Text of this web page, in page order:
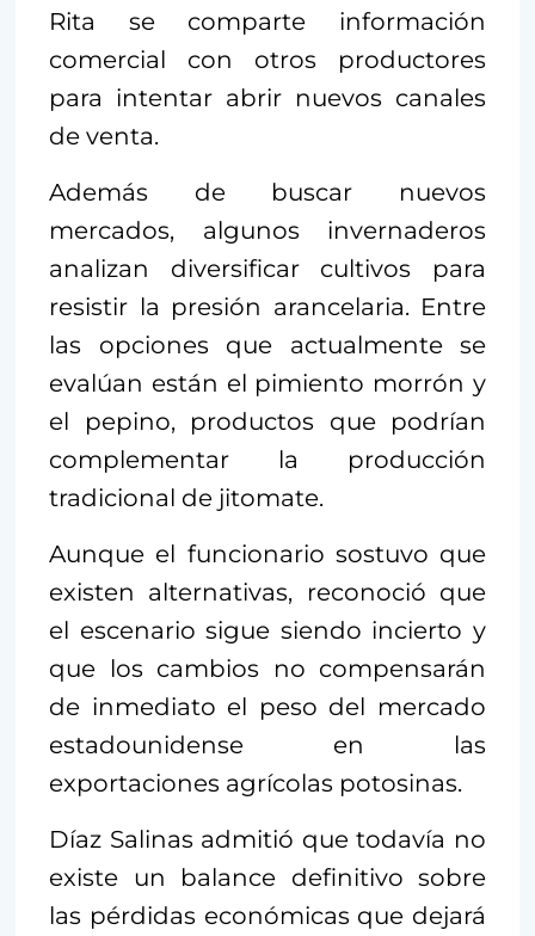
Rita se comparte información
comercial con otros productores
para intentar abrir nuevos canales
de venta.
Además de buscar nuevos
mercados, algunos invernaderos
analizan diversificar cultivos para
resistir la presión arancelaria. Entre
las opciones que actualmente se
evalúan están el pimiento morrón y
el pepino, productos que podrían
complementar la producción
tradicional de jitomate.
Aunque el funcionario sostuvo que
existen alternativas, reconoció que
el escenario sigue siendo incierto y
que los cambios no compensarán
de inmediato el peso del mercado
estadounidense en las
exportaciones agrícolas potosinas.
Díaz Salinas admitió que todavía no
existe un balance definitivo sobre
las pérdidas económicas que dejará